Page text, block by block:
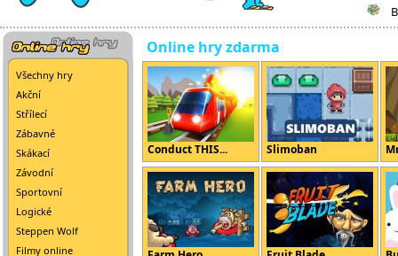
Všechny hry
Akční
Střílecí
Zábavné
Skákací
Závodní
Sportovní
Logické
Steppen Wolf
Filmy online
Online hry zdarma
Conduct THIS... Slimoban